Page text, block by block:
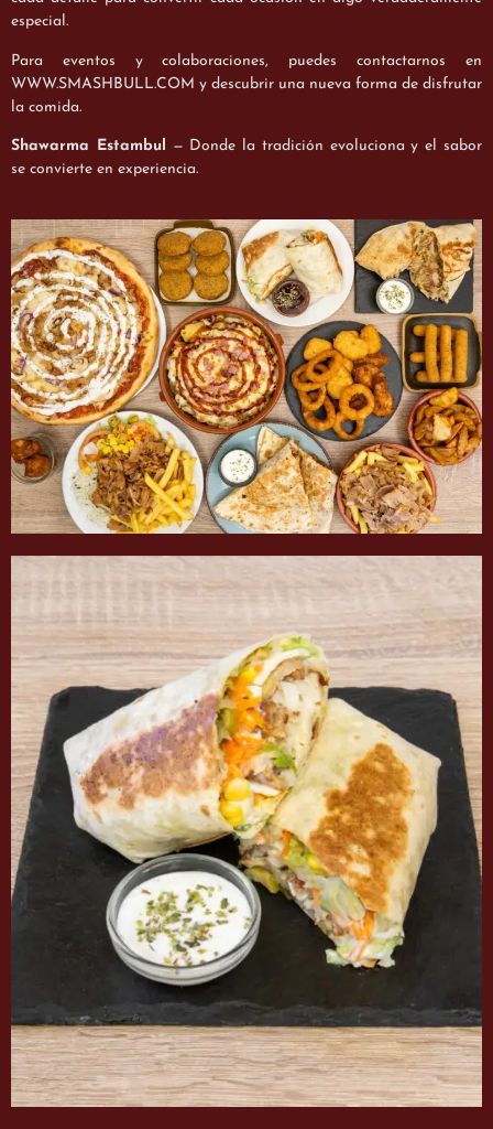
especial.
Para eventos y colaboraciones, puedes contactarnos en
WWW.SMASHBULL.COM y descubrir una nueva forma de disfrutar
la comida.
Shawarma Estambul — Donde la tradición evoluciona y el sabor
se convierte en experiencia.